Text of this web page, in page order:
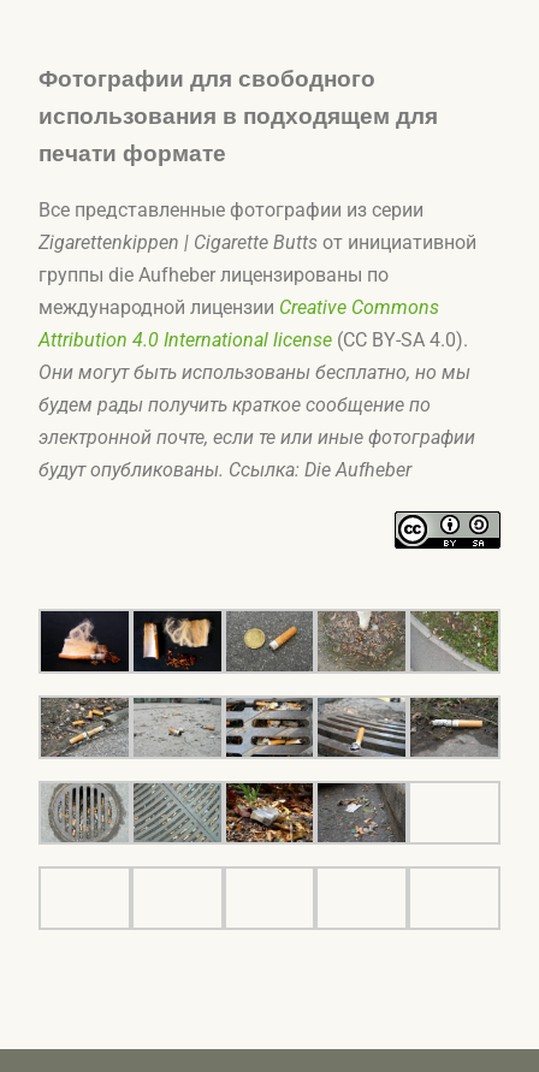
Фотографии для свободного
использования в подходящем для
печати формате
Все представленные фотографии из серии
Zigarettenkippen | Cigarette Buttsот инициативной
группы die Aufheber лицензированы по
международной лицензии Creative Commons
Attribution 4.0 International license (CC BY-SA 4.0).
Они могут быть использованы бесплатно, но мы
будем рады получить краткое сообщение по
электронной почте, если те или иные фотографии
будут опубликованы. Ссылка: Die Aufheber